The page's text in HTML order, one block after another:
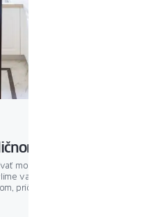
dome
moderné technológie, ale
vaše obavy. Predstavujeme
pričom si zachovajú jeho